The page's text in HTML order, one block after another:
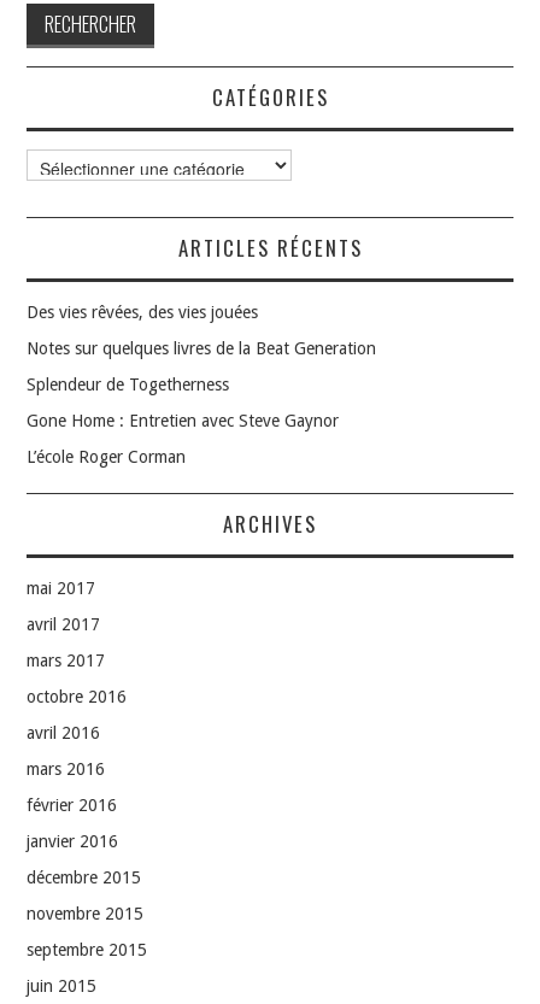
CATÉGORIES
Catégories
ARTICLES RÉCENTS
Des vies rêvées, des vies jouées
Notes sur quelques livres de la Beat Generation
Splendeur de Togetherness
Gone Home : Entretien avec Steve Gaynor
L’école Roger Corman
ARCHIVES
mai 2017
avril 2017
mars 2017
octobre 2016
avril 2016
mars 2016
février 2016
janvier 2016
décembre 2015
novembre 2015
septembre 2015
juin 2015